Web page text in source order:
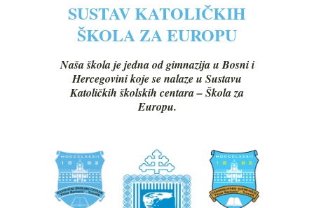
SUSTAV KATOLIČKIH
ŠKOLA ZA EUROPU
Naša škola je jedna od gimnazija u Bosni i
Hercegovini koje se nalaze u Sustavu
Katoličkih školskih centara – Škola za
Europu.